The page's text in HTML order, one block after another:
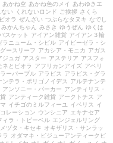
あかね空 あかね色のメイ
あわゆきエ
ない くれないロンド ご挨拶 さくら
オラ ぜんざい つぶらなタヌキ なでし
みかんちゃん みさき ゆうぜん
ゆくは
スケット アイアン雑貨 アイアン３輪
ラニューム・シビル アイビーゼラ・シ
ースリーフ アカシア・モニカ アガス
ジュガ アスター アステリア アスフォ
ネとビオラ アフリカンアイズ アベリ
ーパープル アラビス
アラビス・グラ
ンテラ・ポリゴノイデス
アルテナンテ
アンソニー・パーカー アンティリス・
アンティーク雑貨 アークトチス
ア
イチゴのミルフィーユ イベリス
イ
レーション ウンシニア エキナセア
ィラ・トビーベル エンジェルリング
ヅタ・キセキ オキザリス・サンラッ
ラ
オダマキ・ビジューアンティークピ